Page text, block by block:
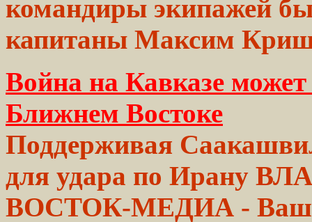
командиры экипажей
капитаны Максим
Война на Кавказе
Ближнем Востоке
Поддерживая
для удара по Ирану
ВОСТОК-МЕДИА -